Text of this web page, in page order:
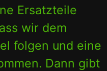
Ersatzteile
wir dem
folgen und eine
Dann gibt